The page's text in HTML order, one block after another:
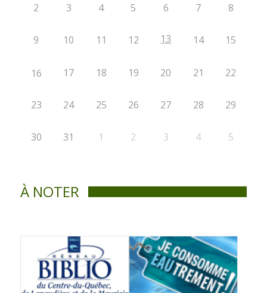
2 3 4 5 6 7 8
9 10 11 12 13 14 15
16 17 18 19 20 21 22
23 24 25 26 27 28 29
30 31 1 2 3 4 5
À NOTER